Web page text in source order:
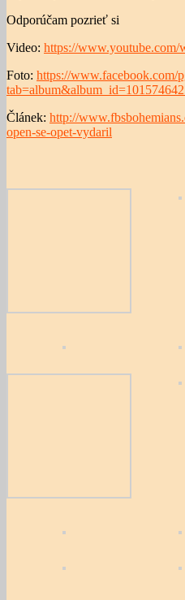
Odporúčam pozrieť si
Video: https://
Foto: https://www.facebook.com/
Článek: http://
open-se-opet-vydaril